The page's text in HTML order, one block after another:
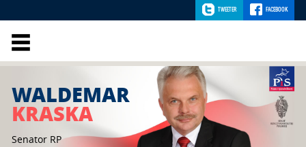
TWEETER FACEBOOK
WALDEMAR
KRASKA
Senator RP